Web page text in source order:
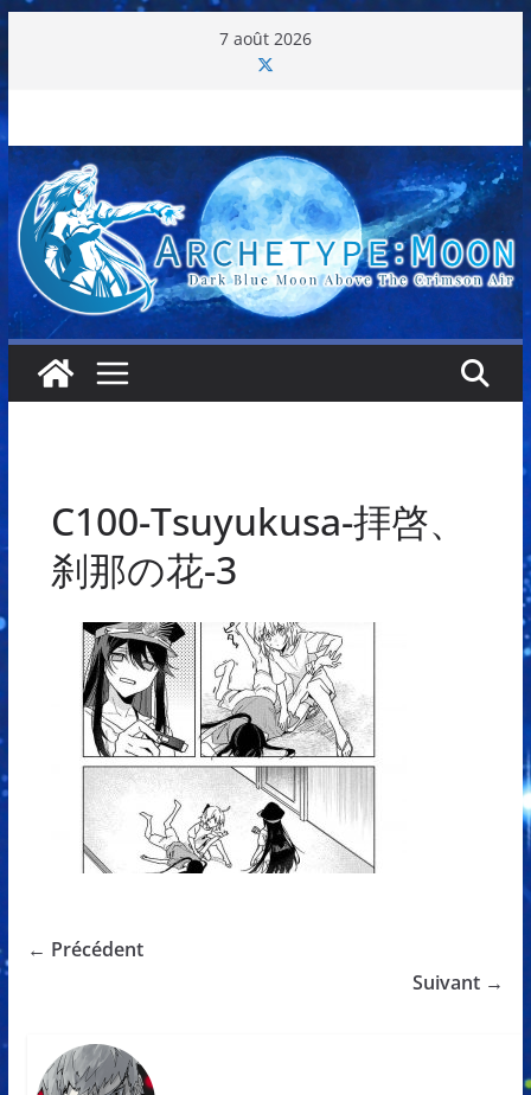
7 août 2026
C100-Tsuyukusa-拝啓、
刹那の花-3
← Précédent
Suivant →